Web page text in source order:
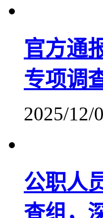
官方通
专项调
2025/12/
公职人
查组，